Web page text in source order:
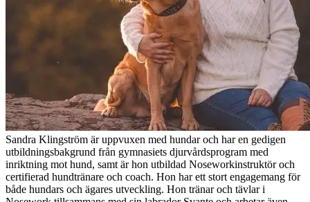
Sandra Klingström är uppvuxen med hundar och har en gedigen
utbildningsbakgrund från gymnasiets djurvårdsprogram med
inriktning mot hund, samt är hon utbildad Noseworkinstruktör och
certifierad hundtränare och coach. Hon har ett stort engagemang för
både hundars och ägares utveckling. Hon tränar och tävlar i